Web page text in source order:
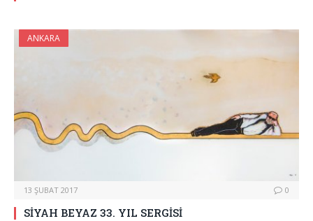
ANKARA
13 ŞUBAT 2017 0
SİYAH BEYAZ 33. YIL SERGİSİ